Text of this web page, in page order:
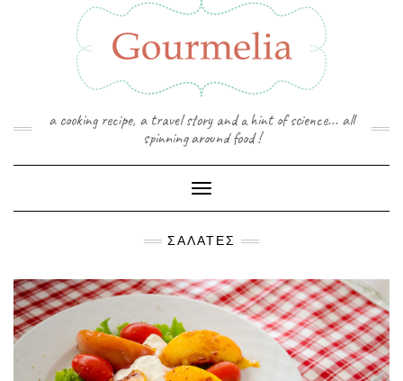
a cooking recipe, a travel story and a hint of science... all
spinning around food !
Toggle Navigation
ΣΑΛΆΤΕΣ